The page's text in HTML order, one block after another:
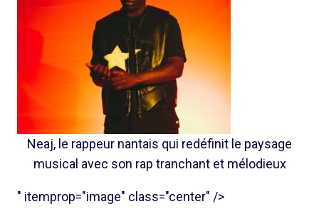
Neaj, le rappeur nantais qui redéfinit le paysage
musical avec son rap tranchant et mélodieux
" itemprop="image" class="center" />